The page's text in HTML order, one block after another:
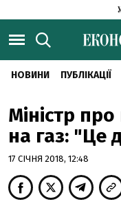
НОВИНИ ПУБЛІКАЦІЇ
Міністр
на газ: "Це
17 СІЧНЯ 2018, 12:48